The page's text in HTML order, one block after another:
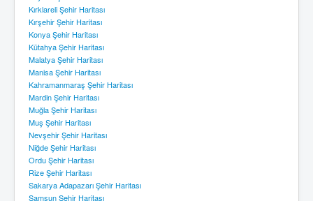
Kırklareli Şehir Haritası
Kırşehir Şehir Haritası
Konya Şehir Haritası
Kütahya Şehir Haritası
Malatya Şehir Haritası
Manisa Şehir Haritası
Kahramanmaraş Şehir Haritası
Mardin Şehir Haritası
Muğla Şehir Haritası
Muş Şehir Haritası
Nevşehir Şehir Haritası
Niğde Şehir Haritası
Ordu Şehir Haritası
Rize Şehir Haritası
Sakarya Adapazarı Şehir Haritası
Samsun Şehir Haritası